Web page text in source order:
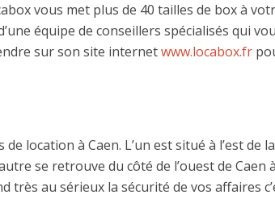
vous met plus de 40 tailles de box à
équipe de conseillers spécialisés qui
sur son site internetwww.locabox.fr
location à Caen. L’un est situé à l’est de
se retrouve du côté de l’ouest de
très au sérieux la sécurité de vos affaires